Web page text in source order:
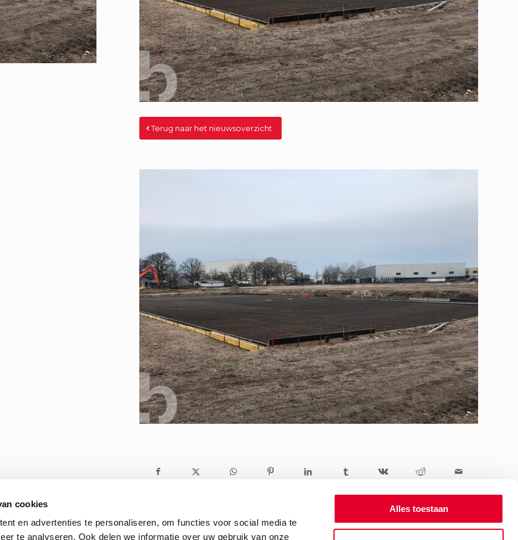
cookies
en advertenties te personaliseren, om functies voor social media te
te analyseren. Ook delen we informatie over uw gebruik van onze
Alles toestaan
Terug naar het nieuwsoverzicht